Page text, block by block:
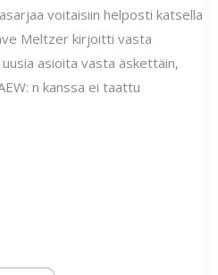
voitaisiin helposti katsella
Meltzer kirjoitti vasta
asioita vasta äskettäin,
n kanssa ei taattu